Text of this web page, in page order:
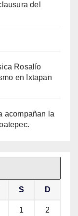
del
Rosalío
en Ixtapan
acompañan la
S D
1 2